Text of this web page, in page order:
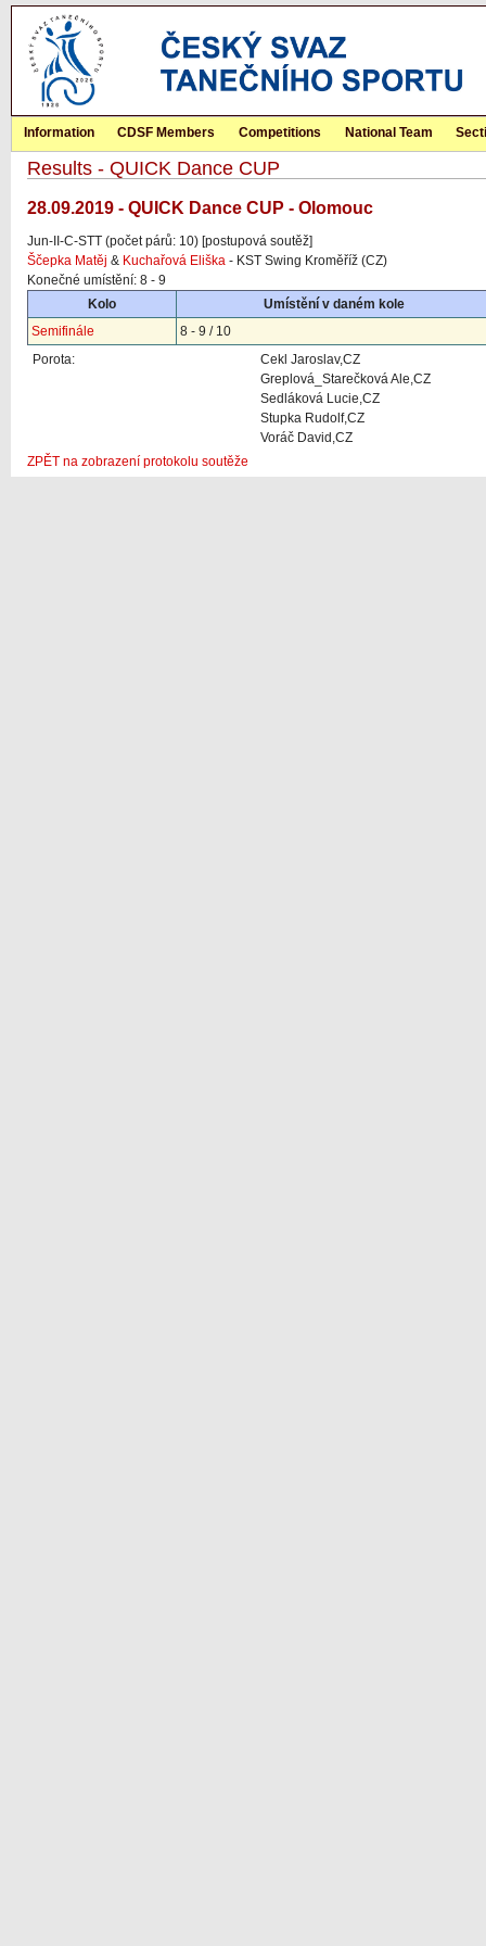
Information CDSF Members Competitions National Team
Results - QUICK Dance CUP
28.09.2019 - QUICK Dance CUP - Olomouc
Jun-II-C-STT (počet párů: 10) [postupová soutěž]
Ščepka Matěj & Kuchařová Eliška - KST Swing Kroměříž (CZ)
Konečné umístění: 8 - 9
Kolo
Umístění v daném kole
Semifinále
8 - 9 / 10
Porota:
Cekl Jaroslav,CZ
Greplová_Starečková Ale,CZ
Sedláková Lucie,CZ
Stupka Rudolf,CZ
Voráč David,CZ
ZPĚT na zobrazení protokolu soutěže